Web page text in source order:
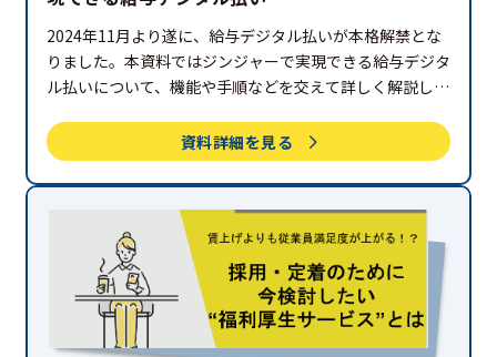
2024年11月より遂に、給与デジタル払いが本格解禁とな
りました。本資料ではジンジャーで実現できる給与デジタ
ル払いについて、機能や手順などを交えて詳しく解説しま
資料詳細を見る